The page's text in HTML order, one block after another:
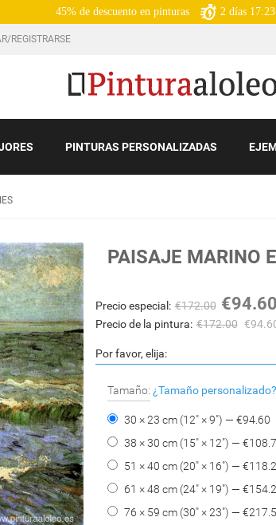
45% de descuento en pinturas 2 días
REGISTRARSE
PINTURAS PERSONALIZADAS
PAISAJE MARINO
Precio especial: €172.00 €94.60
Precio de la pintura: €172.00 €
Por favor, elija:
Tamaño: ¿Tamaño personalizado?
30 × 23 cm (12" × 9") — €94.60
38 × 30 cm (15" × 12") — €
51 × 40 cm (20" × 16") — €
61 × 48 cm (24" × 19") — €
76 × 59 cm (30" × 23") — €